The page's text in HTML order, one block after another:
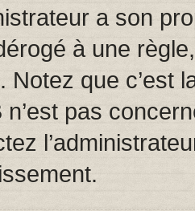
a son
à une
Notez que c’est
pas